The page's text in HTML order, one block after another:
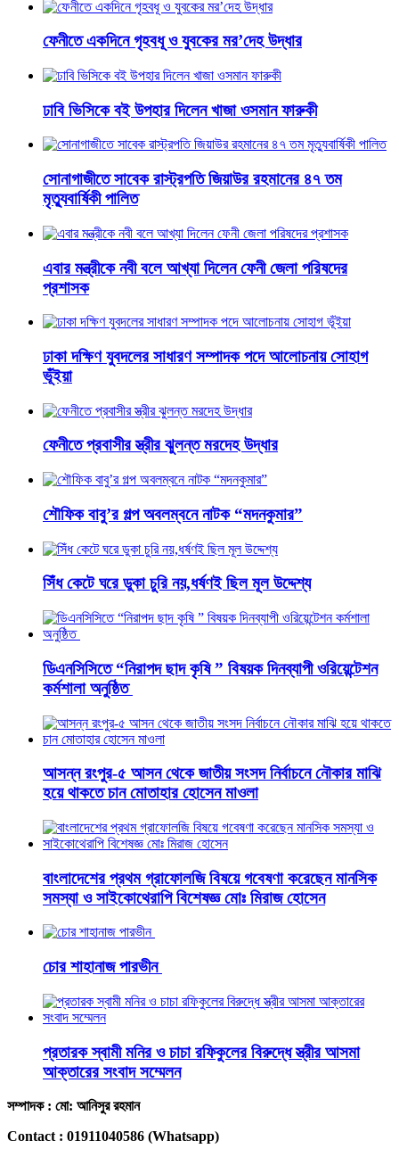
ফেনীতে একদিনে গৃহবধূ ও যুবকের মর’দেহ উদ্ধার
ঢাবি ভিসিকে বই উপহার দিলেন খাজা ওসমান ফারুকী
সোনাগাজীতে সাবেক রাস্ট্রপতি জিয়াউর রহমানের ৪৭ তম
মৃত্যুবার্ষিকী পালিত
এবার মন্ত্রীকে নবী বলে আখ্যা দিলেন ফেনী জেলা পরিষদের
প্রশাসক
ঢাকা দক্ষিণ যুবদলের সাধারণ সম্পাদক পদে আলোচনায় সোহাগ
ভূঁইয়া
ফেনীতে প্রবাসীর স্ত্রীর ঝুলন্ত মরদেহ উদ্ধার
শৌফিক বাবু’র গল্প অবলম্বনে নাটক “মদনকুমার”
সিঁধ কেটে ঘরে ডুকা চুরি নয়,ধর্ষণই ছিল মূল উদ্দেশ্য
ডিএনসিসিতে “নিরাপদ ছাদ কৃষি ” বিষয়ক দিনব্যাপী ওরিয়েন্টেশন
কর্মশালা অনুষ্ঠিত
আসন্ন রংপুর-৫ আসন থেকে জাতীয় সংসদ নির্বাচনে নৌকার মাঝি
হয়ে থাকতে চান মোতাহার হোসেন মাওলা
বাংলাদেশের প্রথম গ্রাফোলজি বিষয়ে গবেষণা করেছেন মানসিক
সমস্যা ও সাইকোথেরাপি বিশেষজ্ঞ মোঃ মিরাজ হোসেন
চোর শাহানাজ পারভীন
প্রতারক স্বামী মনির ও চাচা রফিকুলের বিরুদ্ধে স্ত্রীর আসমা
আক্তারের সংবাদ সম্মেলন
সম্পাদক : মো: আনিসুর রহমান
Contact : 01911040586 (Whatsapp)